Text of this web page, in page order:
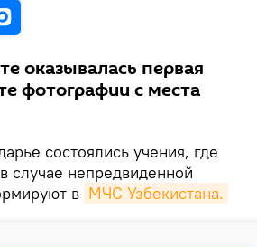
оказывалась первая
фотографии с места
состоялись учения, где
случае непредвиденной
в МЧС Узбекистана.